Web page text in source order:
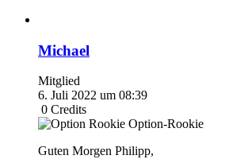
Michael
Mitglied
6. Juli 2022 um 08:39
0 Credits
Option-Rookie
Guten Morgen Philipp,